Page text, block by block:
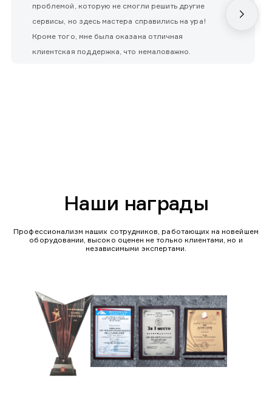
проблемой, которую не смогли решить другие
сервисы, но здесь мастера справились на ура!
Кроме того, мне была оказана отличная
клиентская поддержка, что немаловажно.
Наши награды
Профессионализм наших сотрудников, работающих на новейшем
оборудовании, высоко оценен не только клиентами, но и
независимыми экспертами.